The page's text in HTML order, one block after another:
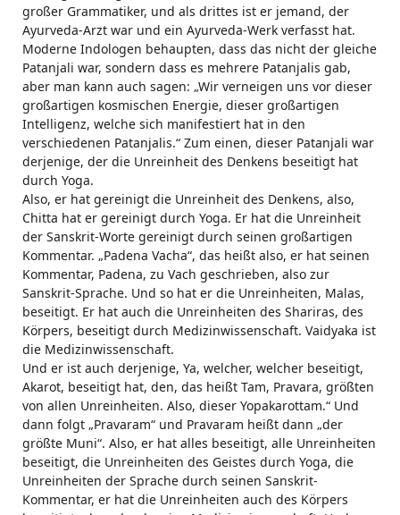
großer Grammatiker, und als drittes ist er jemand, der
Ayurveda-Arzt war und ein Ayurveda-Werk verfasst hat.
Moderne Indologen behaupten, dass das nicht der gleiche
Patanjali war, sondern dass es mehrere Patanjalis gab,
aber man kann auch sagen: „Wir verneigen uns vor dieser
großartigen kosmischen Energie, dieser großartigen
Intelligenz, welche sich manifestiert hat in den
verschiedenen Patanjalis.“ Zum einen, dieser Patanjali war
derjenige, der die Unreinheit des Denkens beseitigt hat
durch Yoga.
Also, er hat gereinigt die Unreinheit des Denkens, also,
Chitta hat er gereinigt durch Yoga. Er hat die Unreinheit
der Sanskrit-Worte gereinigt durch seinen großartigen
Kommentar. „Padena Vacha“, das heißt also, er hat seinen
Kommentar, Padena, zu Vach geschrieben, also zur
Sanskrit-Sprache. Und so hat er die Unreinheiten, Malas,
beseitigt. Er hat auch die Unreinheiten des Shariras, des
Körpers, beseitigt durch Medizinwissenschaft. Vaidyaka ist
die Medizinwissenschaft.
Und er ist auch derjenige, Ya, welcher, welcher beseitigt,
Akarot, beseitigt hat, den, das heißt Tam, Pravara, größten
von allen Unreinheiten. Also, dieser Yopakarottam.“ Und
dann folgt „Pravaram“ und Pravaram heißt dann „der
größte Muni“. Also, er hat alles beseitigt, alle Unreinheiten
beseitigt, die Unreinheiten des Geistes durch Yoga, die
Unreinheiten der Sprache durch seinen Sanskrit-
Kommentar, er hat die Unreinheiten auch des Körpers